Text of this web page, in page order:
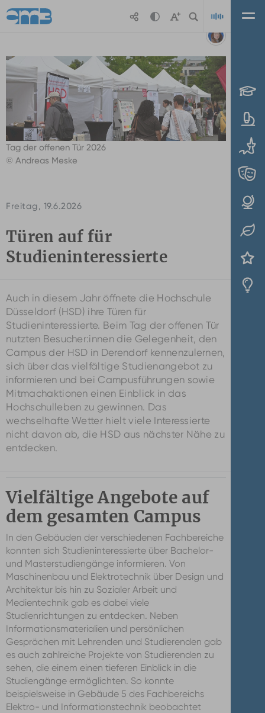
Pieczyk
Tag der offenen Tür 2026
© Andreas Meske
Freitag, 19.6.2026
Türen auf für
Studieninteressierte
Auch in diesem Jahr öffnete die Hochschule
Düsseldorf (HSD) ihre Türen für
Studieninteressierte. Beim Tag der offenen Tür
nutzten Besucher:innen die Gelegenheit, den
Campus der HSD in Derendorf kennenzulernen,
sich über das vielfältige Studienangebot zu
informieren und bei Campusführungen sowie
Mitmachaktionen einen Einblick in das
Hochschulleben zu gewinnen. Das
wechselhafte Wetter hielt viele Interessierte
nicht davon ab, die HSD aus nächster Nähe zu
entdecken.
Vielfältige Angebote auf
dem gesamten Campus
In den Gebäuden der verschiedenen Fachbereiche
konnten sich Studieninteressierte über Bachelor-
und Masterstudiengänge informieren. Von
Maschinenbau und Elektrotechnik über Design und
Architektur bis hin zu Sozialer Arbeit und
Medientechnik gab es dabei viele
Studienrichtungen zu entdecken. Neben
Informationsmaterialien und persönlichen
Gesprächen mit Lehrenden und Studierenden gab
es auch zahlreiche Projekte von Studierenden zu
sehen, die einem einen tieferen Einblick in die
Studiengänge ermöglichten. So konnte
beispielsweise in Gebäude 5 des Fachbereichs
Elektro- und Informationstechnik beobachtet